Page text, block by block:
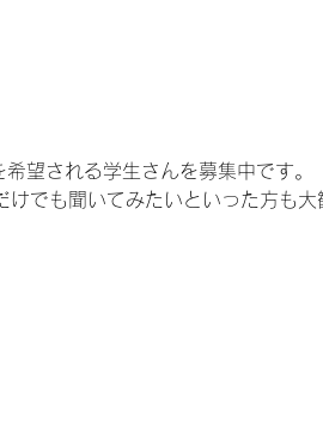
望される学生さんを募集中です。
でも聞いてみたいといった方も大